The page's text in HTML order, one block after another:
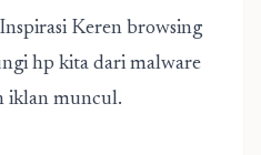
Keren browsing
hp kita dari malware
iklan muncul.